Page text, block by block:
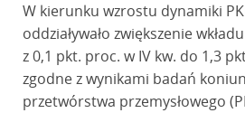
W kierunku wzrostu dynamiki
oddziaływało zwiększenie
z 0,1 pkt. proc. w IV kw. do 1,3
zgodne z wynikami badań
przetwórstwa przemysłowego